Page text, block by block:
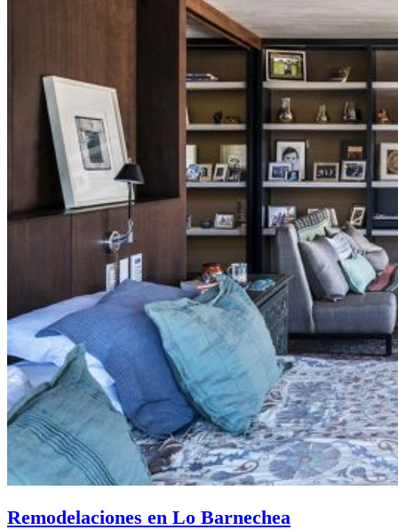
Remodelaciones en Lo Barnechea